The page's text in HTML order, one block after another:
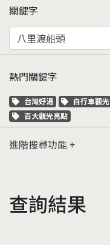
關鍵字
熱門關鍵字
關鍵字標籤
台灣好湯 關鍵字標籤
自行車觀光
關鍵字標籤
百大觀光亮點
進階搜尋功能
查詢結果